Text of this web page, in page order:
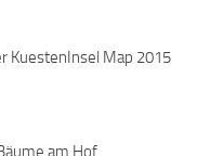
KuestenInsel Map 2015
am Hof